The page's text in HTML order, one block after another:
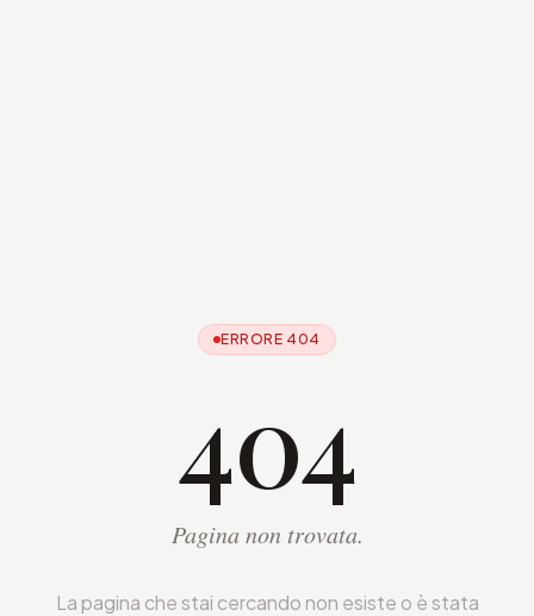
ERRORE 404
404
Pagina non trovata.
La pagina che stai cercando non esiste o è stata